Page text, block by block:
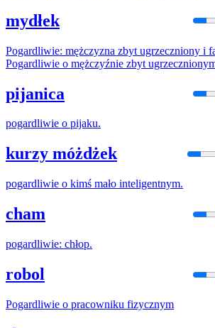
mydłek
Pogardliwie: mężczyzna zbyt ugrzeczniony i
Pogardliwie o mężczyźnie zbyt
pijanica
pogardliwie o pijaku.
kurzy móżdżek
pogardliwie o kimś mało inteligentnym.
cham
pogardliwie: chłop.
robol
Pogardliwie o pracowniku fizycznym